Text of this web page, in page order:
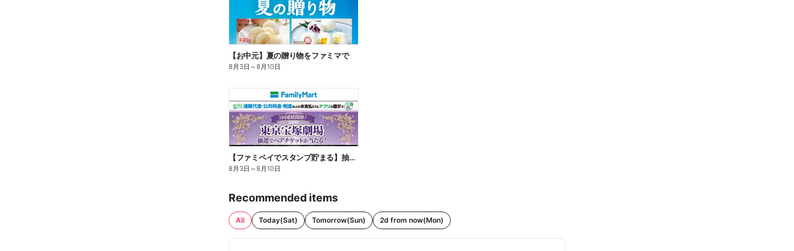
【お中元】夏の贈り物をファミマで
8月3日 ～8月10日
【ファミペイでスタンプ貯まる】抽選でペアチケットが当たる!
8月3日 ～8月10日
Recommended items
All Today(Sat) Tomorrow(Sun) 2d from now(Mon)